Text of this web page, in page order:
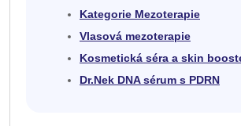
Kategorie Mezoterapie
Vlasová mezoterapie
Kosmetická séra a skin
Dr.Nek DNA sérum s PDRN